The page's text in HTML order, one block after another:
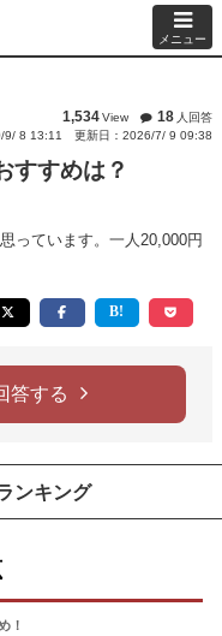
メニュー
1,534View 18 人回答
9/ 8 13:11
更新日：2026/7/ 9 09:38
すすめは？
っています。一人20,000円
答する
ンキング
！